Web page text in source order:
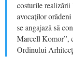
costurile
avocaţilor
se angajază să
Marcell Komor”,
Ordinului